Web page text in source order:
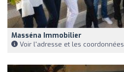
Masséna Immobilier
Voir l'adresse et les coordonnées